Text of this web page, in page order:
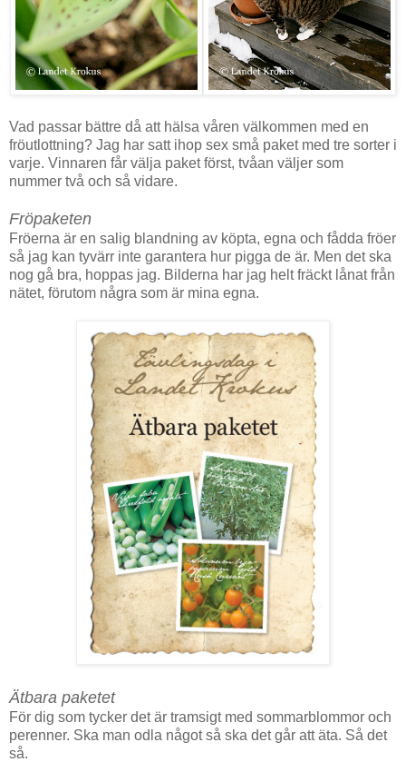
Vad passar bättre då att hälsa våren välkommen med en
fröutlottning? Jag har satt ihop sex små paket med tre sorter i
varje. Vinnaren får välja paket först, tvåan väljer som
nummer två och så vidare.
Fröpaketen
Fröerna är en salig blandning av köpta, egna och fådda fröer
så jag kan tyvärr inte garantera hur pigga de är. Men det ska
nog gå bra, hoppas jag. Bilderna har jag helt fräckt lånat från
nätet, förutom några som är mina egna.
Ätbara paketet
För dig som tycker det är tramsigt med sommarblommor och
perenner. Ska man odla något så ska det går att äta. Så det
så.